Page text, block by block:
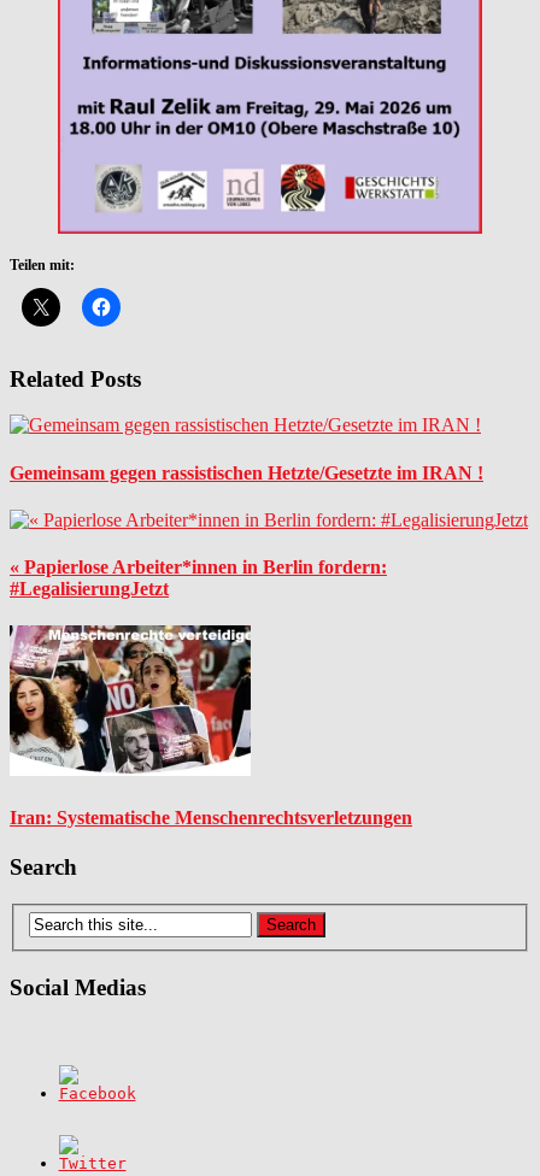
Teilen mit:
Related Posts
Gemeinsam gegen rassistischen Hetzte/Gesetzte im IRAN !
« Papierlose Arbeiter*innen in Berlin fordern:
#LegalisierungJetzt
Iran: Systematische Menschenrechtsverletzungen
Search
Social Medias